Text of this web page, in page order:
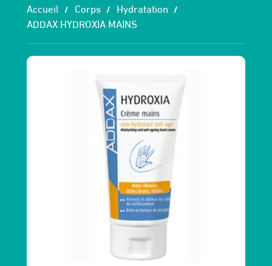
Accueil Corps
Hydratation
ADDAX HYDROXIA MAINS